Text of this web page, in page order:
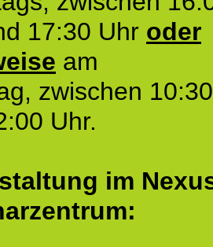
17:30 Uhr oder
am
zwischen
Uhr.
im